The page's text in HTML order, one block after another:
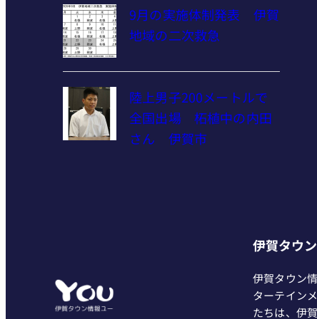
9月の実施体制発表 伊賀
地域の二次救急
陸上男子200メートルで
全国出場 柘植中の内田
さん 伊賀市
伊賀タウ
伊賀タウン
ターテイン
たちは、伊